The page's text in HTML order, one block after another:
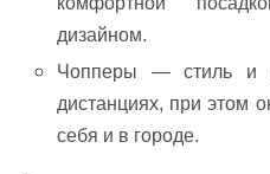
дизайном.
Чопперы — стиль и
дистанциях, при этом
себя и в городе.